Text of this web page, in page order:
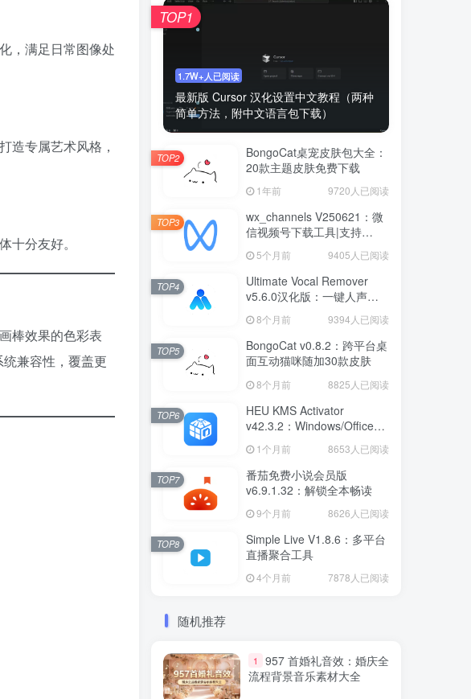
，满足日常图像处
造专属艺术风格，
分友好。
棒效果的色彩表
兼容性，覆盖更
1.7W+人已阅读
最新版 Cursor 汉化设置中文教程（两种
简单方法，附中文语言包下载）
TOP1
BongoCat桌宠皮肤包大全：
20款主题皮肤免费下载
1年前 9720人已阅读
TOP2
wx_channels V250621：微
信视频号下载工具|支持
Win/macOS
5个月前 9405人已阅读
TOP3
Ultimate Vocal Remover
v5.6.0汉化版：一键人声分
离工具
8个月前 9394人已阅读
TOP4
BongoCat v0.8.2：跨平台桌
面互动猫咪随加30款皮肤
8个月前 8825人已阅读
TOP5
HEU KMS Activator
v42.3.2：Windows/Office智
1个月前 8653人已阅读
TOP6
番茄免费小说会员版
v6.9.1.32：解锁全本畅读
9个月前 8626人已阅读
TOP7
Simple Live V1.8.6：多平台
直播聚合工具
4个月前 7878人已阅读
TOP8
随机推荐
1
957 首婚礼音效：婚庆全
流程背景音乐素材大全